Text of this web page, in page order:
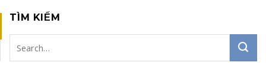
TÌM KIẾM